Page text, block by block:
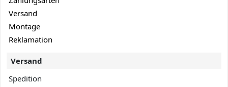
Versand
Montage
Reklamation
Versand
Spedition